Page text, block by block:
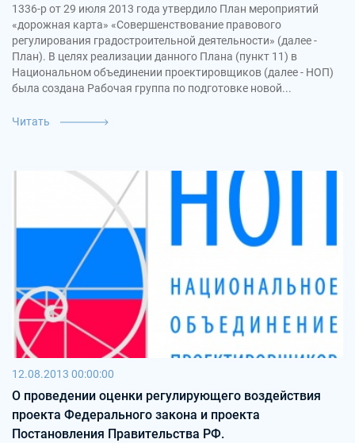
1336-р от 29 июля 2013 года утвердило План мероприятий
«дорожная карта» «Совершенствование правового
регулирования градостроительной деятельности» (далее -
План). В целях реализации данного Плана (пункт 11) в
Национальном объединении проектировщиков (далее - НОП)
была создана Рабочая группа по подготовке новой...
Читать
12.08.2013 00:00:00
О проведении оценки регулирующего воздействия
проекта Федерального закона и проекта
Постановления Правительства РФ.